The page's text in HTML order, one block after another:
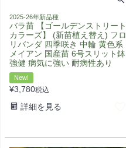
2025-26年新品種
バラ苗 【ゴールデンストリート
カラーズ】 (新苗植え替え) フロ
リバンダ 四季咲き 中輪 黄色系
メイアン 国産苗 6号スリット鉢
強健 病気に強い 耐病性あり
New!
¥3,780税込
詳細を見る